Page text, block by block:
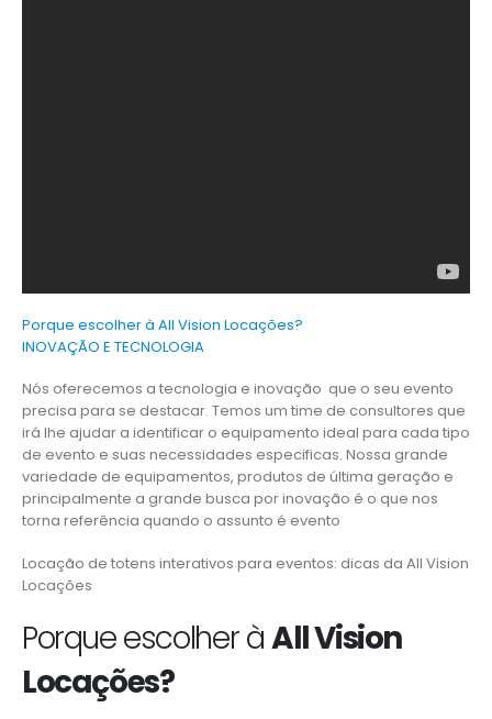
Porque escolher à All Vision Locações?
INOVAÇÃO E TECNOLOGIA
Nós oferecemos a tecnologia e inovação que o seu evento
precisa para se destacar. Temos um time de consultores que
irá lhe ajudar a identificar o equipamento ideal para cada tipo
de evento e suas necessidades especificas. Nossa grande
variedade de equipamentos, produtos de última geração e
principalmente a grande busca por inovação é o que nos
torna referência quando o assunto é evento
Locação de totens interativos para eventos: dicas da All Vision
Locações
Porque escolher àAll Vision
Locações?